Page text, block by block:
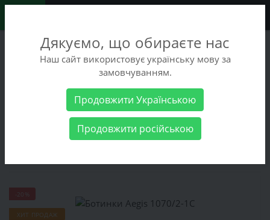
+38 (068) 486-90-09
+38 (093) 486-90-09
Мужские товары Мужская обувь Зимняя обувь
-20%
ХИТ ПРОДАЖ
Дякуємо, що обираєте нас
Наш сайт використовує українську мову за
замовчуванням.
Продовжити Українською
Продовжити російською